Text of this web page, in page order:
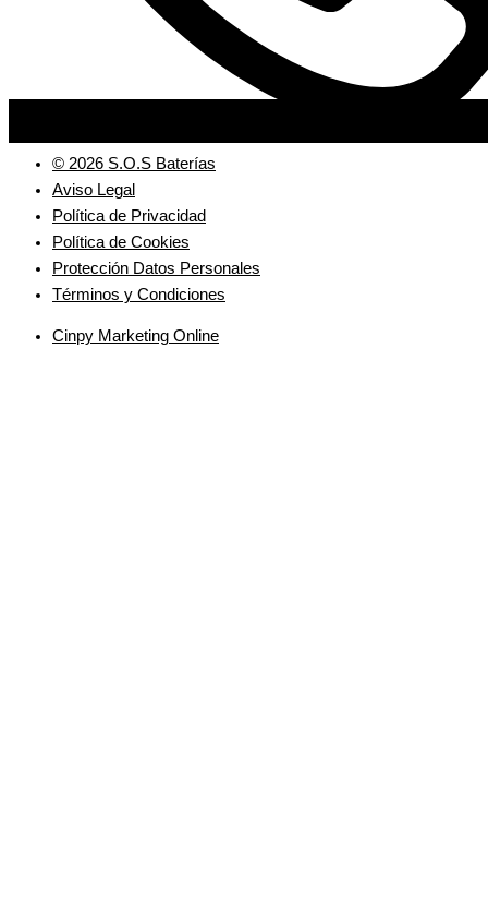
© 2026 S.O.S Baterías
Aviso Legal
Política de Privacidad
Política de Cookies
Protección Datos Personales
Términos y Condiciones
Cinpy Marketing Online